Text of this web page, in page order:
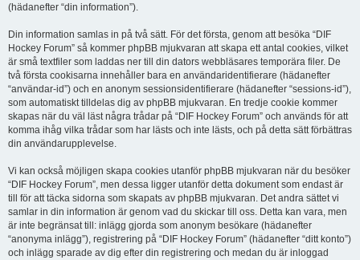
(hädanefter “din information”).
Din information samlas in på två sätt. För det första, genom att besöka “DIF
Hockey Forum” så kommer phpBB mjukvaran att skapa ett antal cookies, vilket
är små textfiler som laddas ner till din dators webbläsares temporära filer. De
två första cookisarna innehåller bara en användaridentifierare (hädanefter
“användar-id”) och en anonym sessionsidentifierare (hädanefter “sessions-id”),
som automatiskt tilldelas dig av phpBB mjukvaran. En tredje cookie kommer
skapas när du väl läst några trådar på “DIF Hockey Forum” och används för att
komma ihåg vilka trådar som har lästs och inte lästs, och på detta sätt förbättras
din användarupplevelse.
Vi kan också möjligen skapa cookies utanför phpBB mjukvaran när du besöker
“DIF Hockey Forum”, men dessa ligger utanför detta dokument som endast är
till för att täcka sidorna som skapats av phpBB mjukvaran. Det andra sättet vi
samlar in din information är genom vad du skickar till oss. Detta kan vara, men
är inte begränsat till: inlägg gjorda som anonym besökare (hädanefter
“anonyma inlägg”), registrering på “DIF Hockey Forum” (hädanefter “ditt konto”)
och inlägg sparade av dig efter din registrering och medan du är inloggad